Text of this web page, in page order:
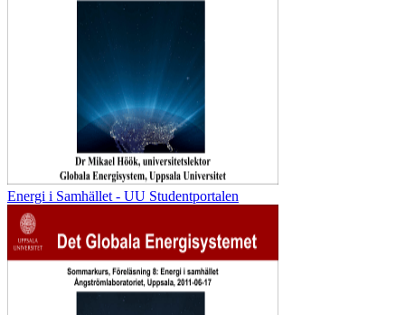
Energi i Samhället - UU Studentportalen